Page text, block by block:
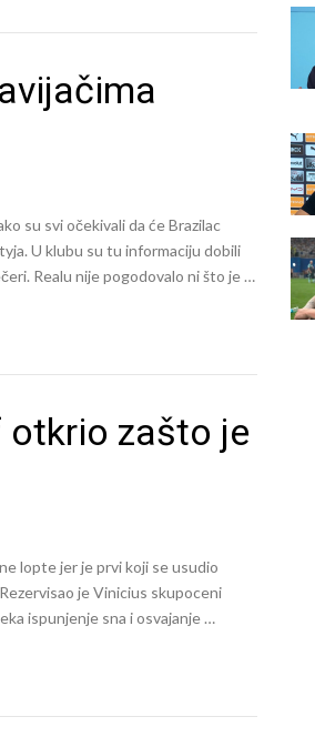
su svi očekivali da će Brazilac
U klubu su tu informaciju dobili
Realu nije pogodovalo ni što je …
otkrio zašto je
lopte jer je prvi koji se usudio
je Vinicius skupoceni
ispunjenje sna i osvajanje …